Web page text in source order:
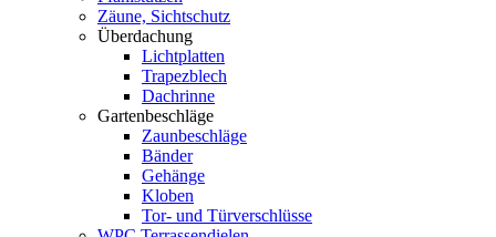
Zäune, Sichtschutz
Überdachung
Lichtplatten
Trapezblech
Dachrinne
Gartenbeschläge
Zaunbeschläge
Bänder
Gehänge
Kloben
Tor- und Türverschlüsse